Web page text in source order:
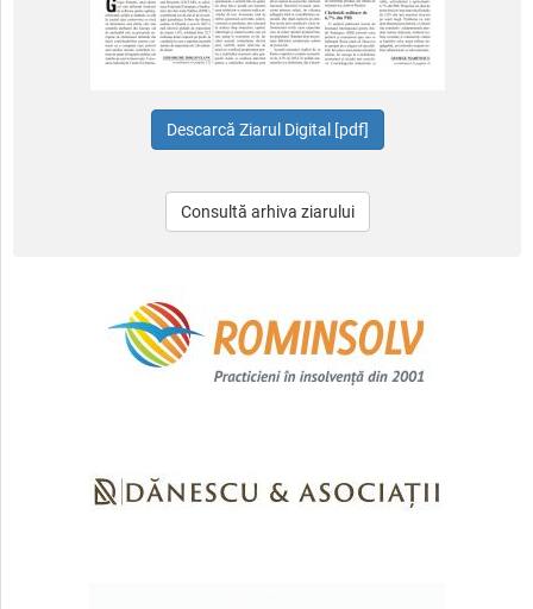
Consultă arhiva ziarului